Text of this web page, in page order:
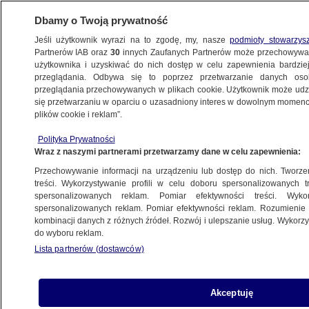
KANADA
Książę Harry i księżna Meghan
ostrzegają paparazzich
ŚWIAT
Dwa i pół metra śniegu w dobę.
Zobacz, jak zasypało Kanadę
METEO
wiceprezes Huawei
Dbamy o Twoją prywatność
Jeśli użytkownik wyrazi na to zgodę, my, naszepodmioty
Partnerów IAB oraz30 innych Zaufanych Partnerów może
użytkownika i uzyskiwać do nich dostęp w celu zapewnienia
przeglądania. Odbywa się to poprzez przetwarzanie danych
przeglądania przechowywanych w plikach cookie. Użytkownik może
się przetwarzaniu w oparciu o uzasadniony interes w dowolnym
plików cookie i reklam”.
Polityka Prywatności
Wraz z naszymi partnerami przetwarzamy dane w celu zapewnienia:
Przechowywanie informacji na urządzeniu lub dostęp do nich.
treści. Wykorzystywanie profili w celu doboru spersonalizowanych
spersonalizowanych reklam. Pomiar efektywności treści.
spersonalizowanych reklam. Pomiar efektywności reklam.
kombinacji danych z różnych źródeł. Rozwój i ulepszanie usług.
do wyboru reklam.
Lista partnerów (dostawców)
Akceptuję